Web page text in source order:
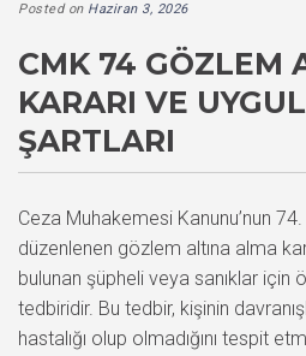
Posted on Haziran 3, 2026
CMK 74 GÖZLEM
KARARI VE
ŞARTLARI
Ceza Muhakemesi Kanunu’nun
düzenlenen gözlem altına alma
bulunan şüpheli veya sanıklar için
tedbiridir. Bu tedbir, kişinin
hastalığı olup olmadığını tespit